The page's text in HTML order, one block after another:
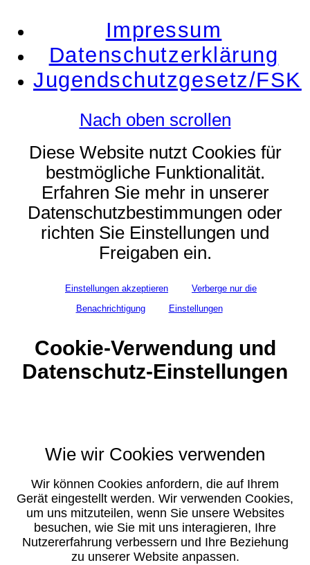
Impressum
Datenschutzerklärung
Jugendschutzgesetz/FSK
Nach oben scrollen
Diese Website nutzt Cookies für
bestmögliche Funktionalität.
Erfahren Sie mehr in unserer
Datenschutzbestimmungen oder
richten Sie Einstellungen und
Freigaben ein.
Einstellungen akzeptieren
Verberge nur die
Benachrichtigung
Einstellungen
Cookie-Verwendung und
Datenschutz-Einstellungen
Wie wir Cookies verwenden
Wir können Cookies anfordern, die auf Ihrem
Gerät eingestellt werden. Wir verwenden Cookies,
um uns mitzuteilen, wenn Sie unsere Websites
besuchen, wie Sie mit uns interagieren, Ihre
Nutzererfahrung verbessern und Ihre Beziehung
zu unserer Website anpassen.